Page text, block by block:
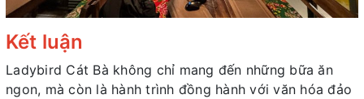
Kết luận
Ladybird Cát Bà không chỉ mang đến những bữa ăn
ngon, mà còn là hành trình đồng hành với văn hóa đảo